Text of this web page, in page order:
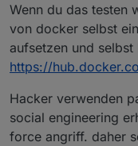
Wenn du das testen
von docker selbst
aufsetzen und
https://
Hacker verwenden
social engineering
force angriff. daher